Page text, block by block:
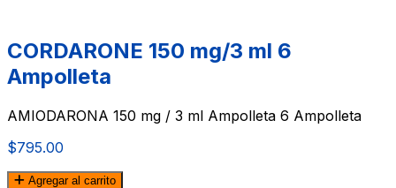
CORDARONE 150 mg/3 ml 6
Ampolleta
AMIODARONA 150 mg / 3 ml Ampolleta 6 Ampolleta
$795.00
Agregar al carrito